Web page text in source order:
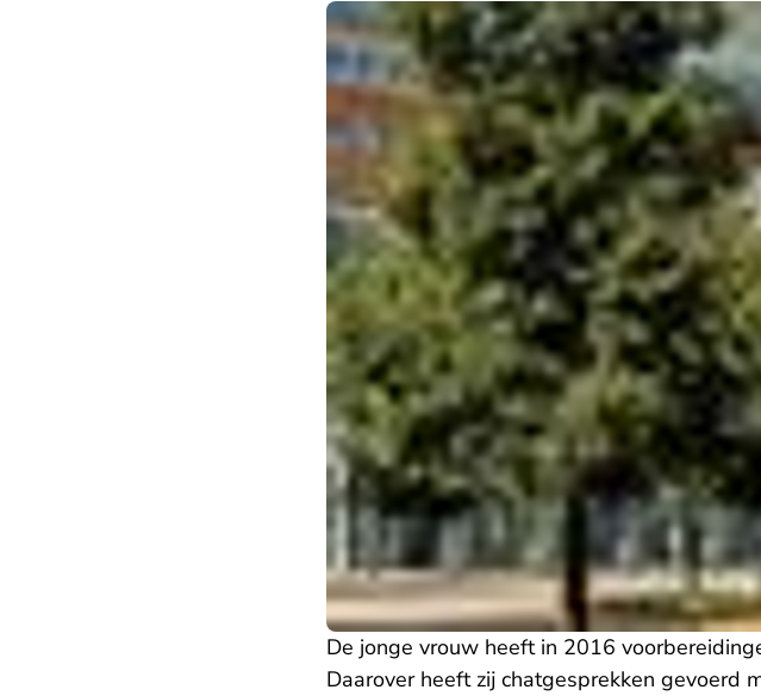
De jonge vrouw heeft in 2016
Daarover heeft zij chatgesprekken gevoerd